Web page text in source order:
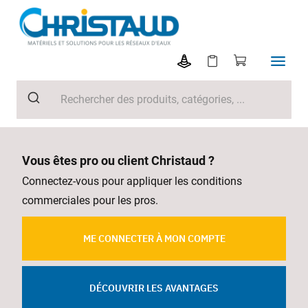
Vous êtes pro ou client Christaud ?
Connectez-vous pour appliquer les conditions
commerciales pour les pros.
ME CONNECTER À MON COMPTE
DÉCOUVRIR LES AVANTAGES